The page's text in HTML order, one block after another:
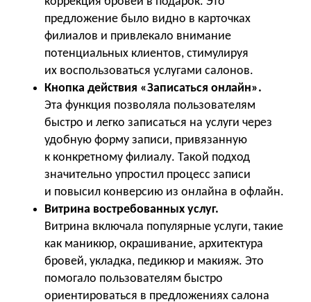
предложение было видно в карточках
филиалов и привлекало внимание
потенциальных клиентов, стимулируя
их воспользоваться услугами салонов.
Кнопка действия «Записаться онлайн».
Эта функция позволяла пользователям
быстро и легко записаться на услуги через
удобную форму записи, привязанную
к конкретному филиалу. Такой подход
значительно упростил процесс записи
и повысил конверсию из онлайна в офлайн.
Витрина востребованных услуг.
Витрина включала популярные услуги, такие
как маникюр, окрашивание, архитектура
бровей, укладка, педикюр и макияж. Это
помогало пользователям быстро
ориентироваться в предложениях салона